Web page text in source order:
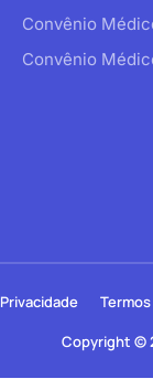
Convênio
Convênio
Copyright ©
Privacidade Termos